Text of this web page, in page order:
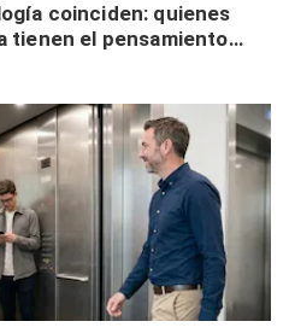
coinciden: quienes
tienen el pensamiento
por desinterés